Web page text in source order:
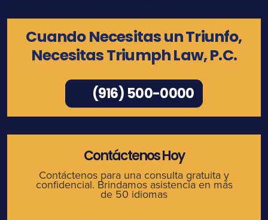
Cuando Necesitas un Triunfo,
Necesitas Triumph Law, P.C.
(916) 500-0000
Contáctenos Hoy
Contáctenos para una consulta gratuita y
confidencial. Brindamos asistencia en más
de 50 idiomas